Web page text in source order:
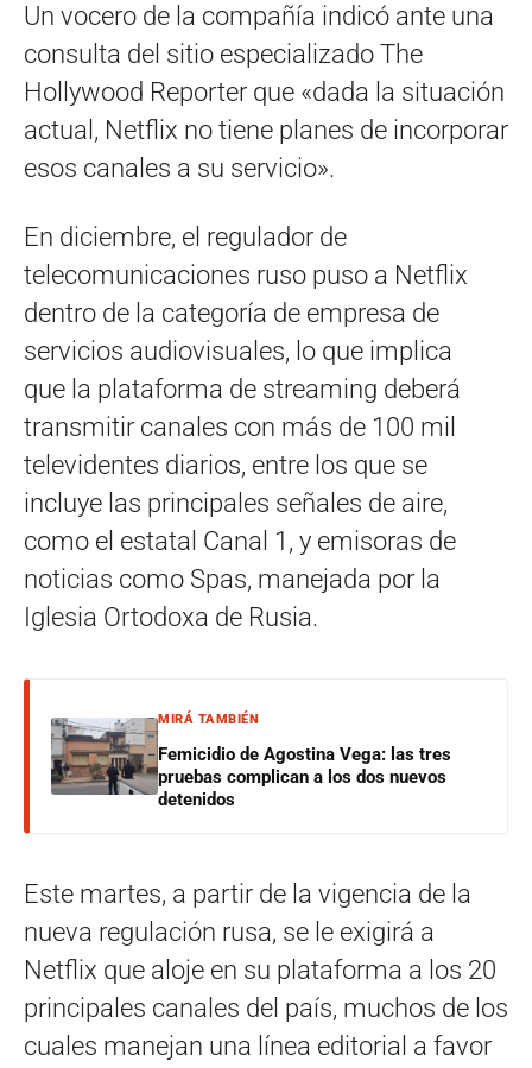
Un vocero de la compañía indicó ante una
consulta del sitio especializado The
Hollywood Reporter que «dada la situación
actual, Netflix no tiene planes de incorporar
esos canales a su servicio».
En diciembre, el regulador de
telecomunicaciones ruso puso a Netflix
dentro de la categoría de empresa de
servicios audiovisuales, lo que implica
que la plataforma de streaming deberá
transmitir canales con más de 100 mil
televidentes diarios, entre los que se
incluye las principales señales de aire,
como el estatal Canal 1, y emisoras de
noticias como Spas, manejada por la
Iglesia Ortodoxa de Rusia.
MIRÁ TAMBIÉN
Femicidio de Agostina Vega: las tres
pruebas complican a los dos nuevos
detenidos
Este martes, a partir de la vigencia de la
nueva regulación rusa, se le exigirá a
Netflix que aloje en su plataforma a los 20
principales canales del país, muchos de los
cuales manejan una línea editorial a favor